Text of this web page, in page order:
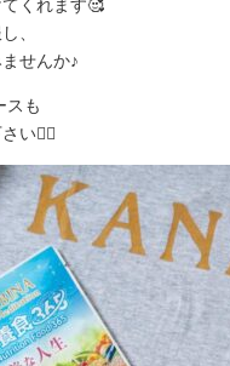
くれます🥰
、
せんか♪
スも
い💁‍♀️